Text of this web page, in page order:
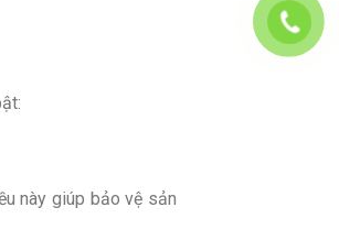
này giúp bảo vệ sản